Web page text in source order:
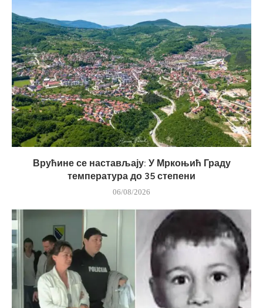
Врућине се настављају: У Мркоњић Граду
температура до 35 степени
06/08/2026